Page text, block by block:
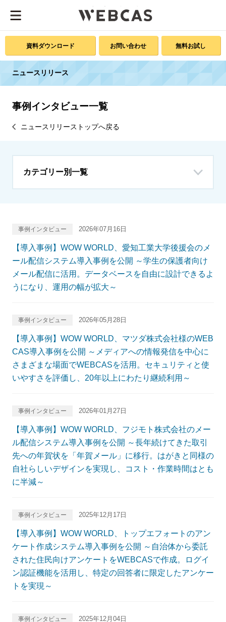
資料ダウンロード お問い合わせ 無料お試し
ニュースリリース
事例インタビュー一覧
ニュースリリーストップへ戻る
カテゴリー別一覧
事例インタビュー 2026年07月16日
【導入事例】WOW WORLD、愛知工業大学後援会のメ
ール配信システム導入事例を公開 ～学生の保護者向け
メール配信に活用。データベースを自由に設計できるよ
うになり、運用の幅が拡大～
事例インタビュー 2026年05月28日
【導入事例】WOW WORLD、マツダ株式会社様のWEB
CAS導入事例を公開 ～メディアへの情報発信を中心に
さまざまな場面でWEBCASを活用。セキュリティと使
いやすさを評価し、20年以上にわたり継続利用～
事例インタビュー 2026年01月27日
【導入事例】WOW WORLD、フジモト株式会社のメー
ル配信システム導入事例を公開 ～長年続けてきた取引
先への年賀状を「年賀メール」に移行。はがきと同様の
自社らしいデザインを実現し、コスト・作業時間はとも
に半減～
事例インタビュー 2025年12月17日
【導入事例】WOW WORLD、トップエフォートのアン
ケート作成システム導入事例を公開 ～自治体から委託
された住民向けアンケートをWEBCASで作成。ログイ
ン認証機能を活用し、特定の回答者に限定したアンケー
トを実現～
事例インタビュー 2025年12月04日